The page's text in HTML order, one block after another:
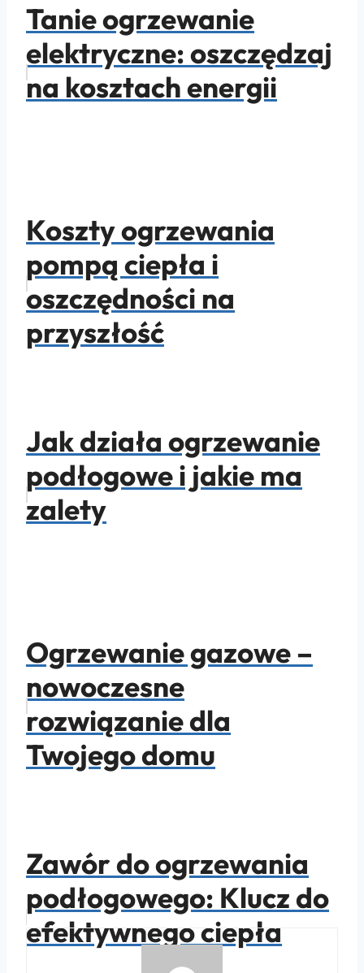
Tanie ogrzewanie
elektryczne: oszczędzaj
na kosztach energii
Koszty ogrzewania
pompą ciepła i
oszczędności na
przyszłość
Jak działa ogrzewanie
podłogowe i jakie ma
zalety
Ogrzewanie gazowe –
nowoczesne
rozwiązanie dla
Twojego domu
Zawór do ogrzewania
podłogowego: Klucz do
efektywnego ciepła